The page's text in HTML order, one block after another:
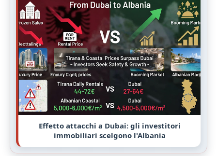
Settore immobiliare albanese ed evasione
fiscale: 5,4 milioni di euro di redditi non
dichiarati rivelano gravi lacune nella
conformità fiscale.